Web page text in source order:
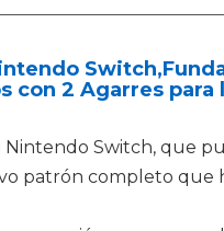
con 2 Agarres para
Switch, que
patrón completo que